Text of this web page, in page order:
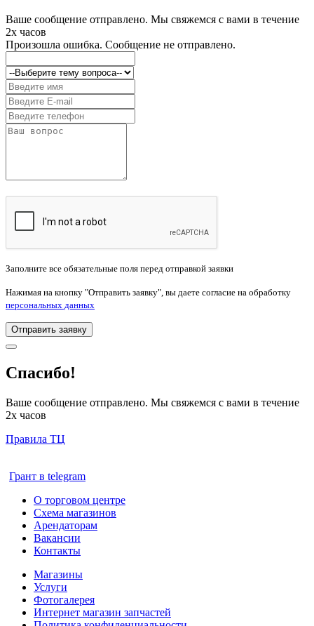
Ваше сообщение отправлено. Мы свяжемся с вами в течение
2х часов
Произошла ошибка. Сообщение не отправлено.
Заполните все обязательные поля перед отправкой заявки
Нажимая на кнопку "Отправить заявку", вы даете согласие на обработку
персональных данных
Отправить заявку
Спасибо!
Ваше сообщение отправлено. Мы свяжемся с вами в течение
2х часов
Правила ТЦ
Грант в telegram
О торговом центре
Схема магазинов
Арендаторам
Вакансии
Контакты
Магазины
Услуги
Фотогалерея
Интернет магазин запчастей